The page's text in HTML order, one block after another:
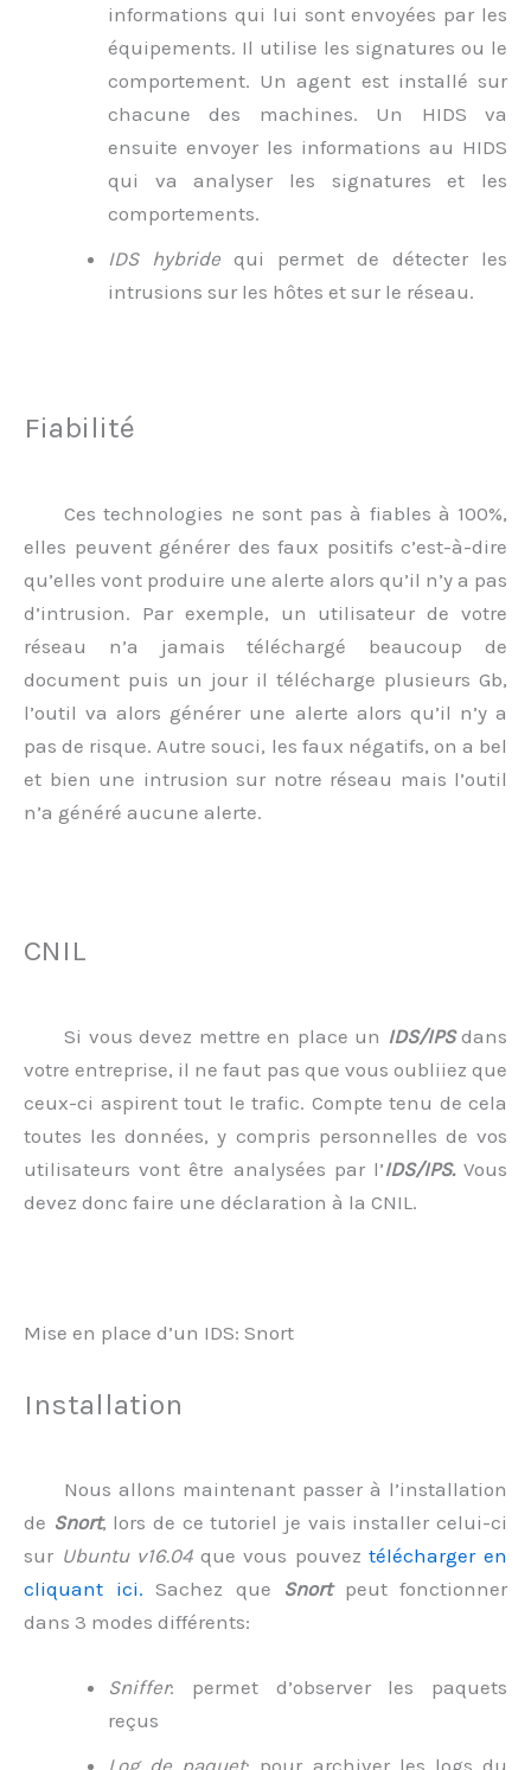
informations qui lui sont envoyées par les
équipements. Il utilise les signatures ou le
comportement. Un agent est installé sur
chacune des machines. Un HIDS va
ensuite envoyer les informations au HIDS
qui va analyser les signatures et les
comportements.
IDS hybride qui permet de détecter les
intrusions sur les hôtes et sur le réseau.
Fiabilité
Ces technologies ne sont pas à fiables à 100%,
elles peuvent générer des faux positifs c’est-à-dire
qu’elles vont produire une alerte alors qu’il n’y a pas
d’intrusion. Par exemple, un utilisateur de votre
réseau n’a jamais téléchargé beaucoup de
document puis un jour il télécharge plusieurs Gb,
l’outil va alors générer une alerte alors qu’il n’y a
pas de risque. Autre souci, les faux négatifs, on a bel
et bien une intrusion sur notre réseau mais l’outil
n’a généré aucune alerte.
CNIL
Si vous devez mettre en place un IDS/IPSdans
votre entreprise, il ne faut pas que vous oubliiez que
ceux-ci aspirent tout le trafic. Compte tenu de cela
toutes les données, y compris personnelles de vos
utilisateurs vont être analysées par l’IDS/IPS. Vous
devez donc faire une déclaration à la CNIL.
Mise en place d’un IDS: Snort
Installation
Nous allons maintenant passer à l’installation
de Snort, lors de ce tutoriel je vais installer celui-ci
sur Ubuntu v16.04que vous pouveztélécharger en
cliquant ici. Sachez que Snortpeut fonctionner
dans 3 modes différents:
Sniffer: permet d’observer les paquets
reçus